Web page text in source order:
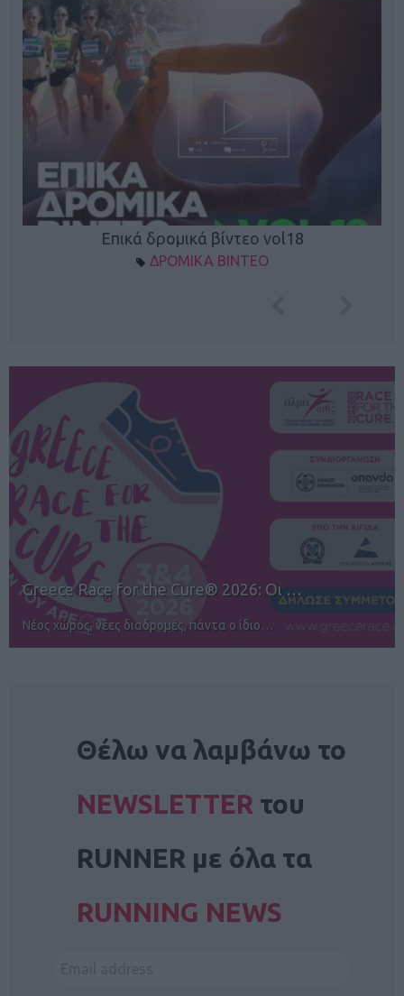
Επικά δρομικά βίντεο vol18
ΔΡΟΜΙΚΑ ΒΙΝΤΕΟ
12ος TUI Rhodes Marathon: Άνοιγμα ε…
Αγώνες για όλους στην Ρόδο
Θέλω να λαμβάνω το
NEWSLETTER του
RUNNER με όλα τα
RUNNING NEWS